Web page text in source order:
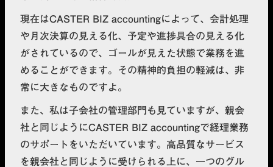
現在はCASTER BIZ accountingによって、 会計処理
や月次決算の見える化、予定や進捗具合の見える化
がされているので、ゴールが見えた状態で業務を進
めることができます。その精神的負担の軽減は、非
常に大きなものですよ。
また、私は子会社の管理部門も見ていますが、親会
社と同じようにCASTER BIZ accountingで経理業務
のサポートをいただいています。高品質なサービス
を親会社と同じように受けられる上に、一つのグル